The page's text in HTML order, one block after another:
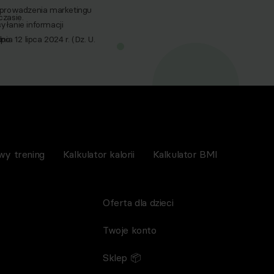
marketingu
informacji
12 lipca 2024 r. (Dz. U.
trening Kalkulator kalorii Kalkulator BMI
Oferta dla dzieci
Twoje konto
Sklep 📦